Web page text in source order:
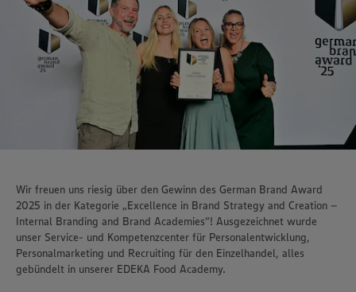
Wir freuen uns riesig über den Gewinn des German Brand Award
2025 in der Kategorie „Excellence in Brand Strategy and Creation –
Internal Branding and Brand Academies“! Ausgezeichnet wurde
unser Service- und Kompetenzcenter für Personalentwicklung,
Personalmarketing und Recruiting für den Einzelhandel, alles
gebündelt in unserer EDEKA Food Academy.